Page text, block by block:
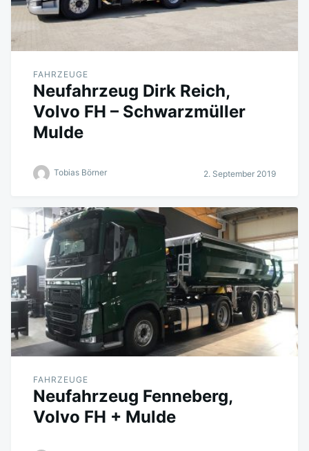
FAHRZEUGE
Neufahrzeug Dirk Reich,
Volvo FH – Schwarzmüller
Mulde
Tobias Börner 2. September 2019
FAHRZEUGE
Neufahrzeug Fenneberg,
Volvo FH + Mulde